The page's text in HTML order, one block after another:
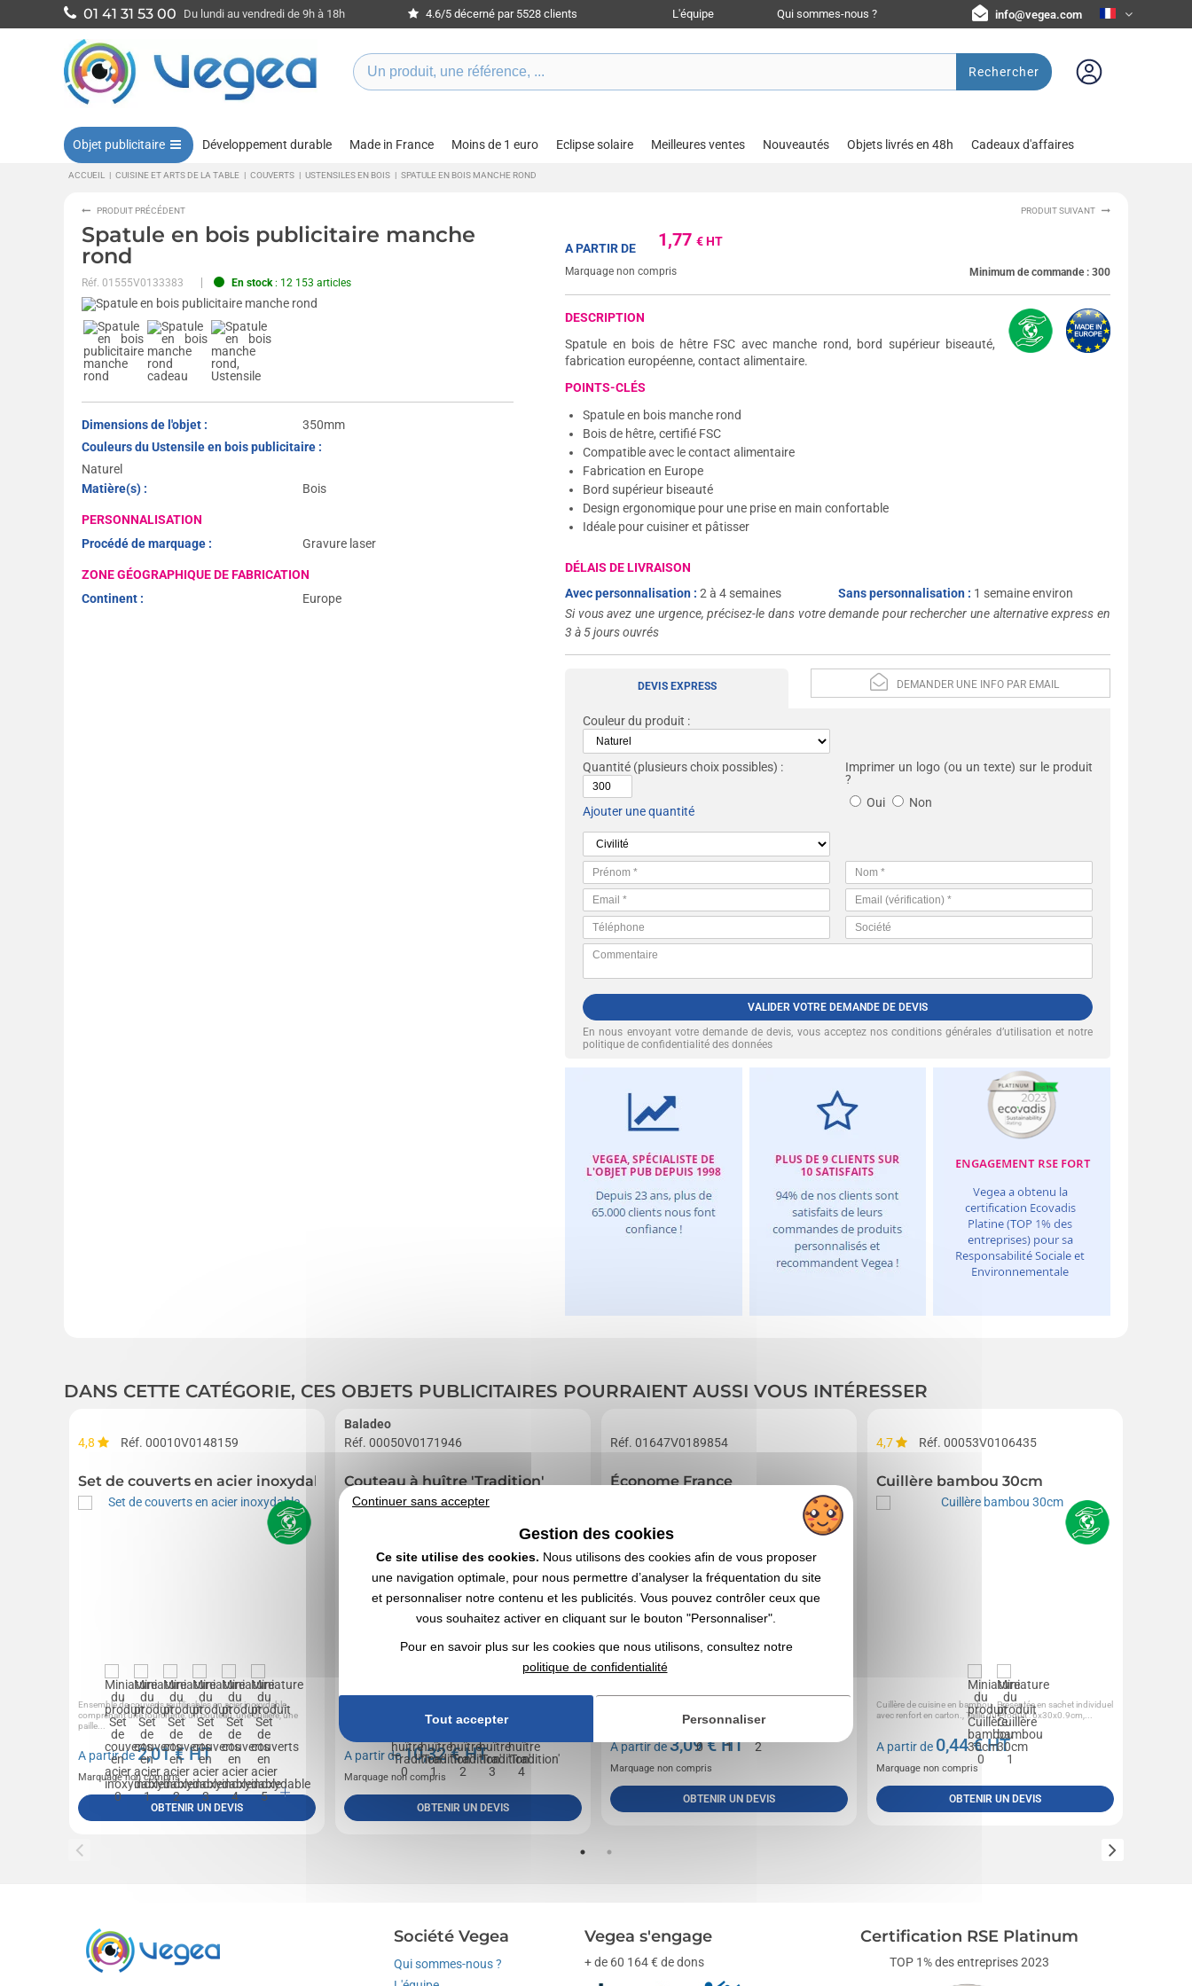
01 41 31 53 00 Du lundi au vendredi de 9h à 18h 4.6/5 décerné par 5528 clients L'équipe Qui sommes-nous ? info@vegea.com
Rechercher
Objet publicitaire Développement durable Made in France Moins de 1 euro Eclipse solaire Meilleures ventes Nouveautés Objets livrés en 48h Cadeaux d'affaires
ACCUEIL | CUISINE ET ARTS DE LA TABLE | COUVERTS | USTENSILES EN BOIS | SPATULE EN BOIS MANCHE ROND
PRODUIT PRÉCÉDENT PRODUIT SUIVANT
Spatule en bois publicitaire manche
rond
Réf. 01555V0133383 En stock: 12 153 articles
Dimensions de l'objet :
350mm
Couleurs du Ustensile en bois publicitaire :
Naturel
Matière(s) :
Bois
PERSONNALISATION
Procédé de marquage :
Gravure laser
ZONE GÉOGRAPHIQUE DE FABRICATION
Continent :
Europe
1,77€ HT
A PARTIR DE
Marquage non compris Minimum de commande : 300
DESCRIPTION
Spatule en bois de hêtre FSC avec manche rond, bord supérieur biseauté,
fabrication européenne, contact alimentaire.
POINTS-CLÉS
Spatule en bois manche rond
Bois de hêtre, certifié FSC
Compatible avec le contact alimentaire
Fabrication en Europe
Bord supérieur biseauté
Design ergonomique pour une prise en main confortable
Idéale pour cuisiner et pâtisser
DÉLAIS DE LIVRAISON
Avec personnalisation :2 à 4 semaines Sans personnalisation : 1 semaine environ
Si vous avez une urgence, précisez-le dans votre demande pour rechercher une alternative express en
3 à 5 jours ouvrés
DEMANDER UNE INFO PAR EMAIL
DEVIS EXPRESS
Couleur du produit :
Quantité (plusieurs choix possibles) :
Ajouter une quantité
Imprimer un logo (ou un texte) sur le produit
?
Oui
Non
VALIDER VOTRE DEMANDE DE DEVIS
En nous envoyant votre demande de devis, vous acceptez nosconditions générales d’utilisation et notre
politique de confidentialité des données
DANS CETTE CATÉGORIE, CES OBJETS PUBLICITAIRES POURRAIENT AUSSI VOUS INTÉRESSER
4,8 Réf. 00010V0148159
Set de couverts en acier inoxydable
Ensemble de couverts réutilisables en acier inoxydable
comprenant une fourchette, un couteau, une cuillère, une
paille...
A partir de2,01€ HT
Marquage non compris
OBTENIR UN DEVIS
Baladeo
Réf. 00050V0171946
Couteau à huître 'Tradition'
martensitique conforme à la norme EN10088-2 2005).
A partir de10,32€ HT
Marquage non compris
OBTENIR UN DEVIS
Réf. 01647V0189854
Économe France
légumes. Manche en bois de hêtre vernis, naturel ou...
A partir de3,09€ HT
Marquage non compris
OBTENIR UN DEVIS
4,7 Réf. 00053V0106435
Cuillère bambou 30cm
Cuillère de cuisine en bambou. Présentée en sachet individuel
avec renfort en carton., Taille du Produit : 6x30x0.9cm,...
A partir de 0,44€ HT
Marquage non compris
OBTENIR UN DEVIS
Société Vegea
Qui sommes-nous ?
Vegea s'engage
+ de 60 164 € de dons
Certification RSE Platinum
TOP 1% des entreprises 2023
Continuer sans accepter
Gestion des cookies
Ce site utilise des cookies. Nous utilisons des cookies afin de vous proposer
une navigation optimale, pour nous permettre d’analyser la fréquentation du site
et personnaliser notre contenu et les publicités. Vous pouvez contrôler ceux que
vous souhaitez activer en cliquant sur le bouton "Personnaliser".
Pour en savoir plus sur les cookies que nous utilisons, consultez notre
politique de confidentialité
Tout accepter Personnaliser